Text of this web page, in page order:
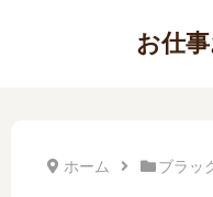
お仕
ホーム ブラッ